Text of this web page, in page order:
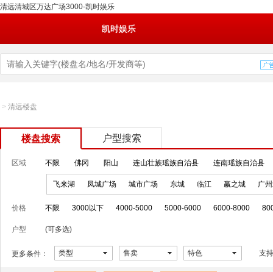
清远清城区万达广场3000-凯时娱乐
凯时娱乐
> 清远楼盘
楼盘搜索 户型搜索
区域 不限 佛冈 阳山 连山壮族瑶族自治县 连南瑶族自治县
飞来湖 凤城广场 城市广场 东城 临江 赢之城 广
价格 不限 3000以下 4000-5000 5000-6000 6000-8000
户型 (可多选)
更多条件： 类型 售卖 特色 支